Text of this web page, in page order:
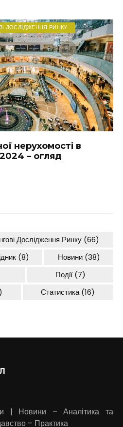
ДОСЛІДЖЕННЯ РИНКУ
нерухомості в
– огляд
Дослідження Ринку(66)
(8) Новини(38)
Події(7)
Статистика(16)
| Новини – Аналітика та
– Практика